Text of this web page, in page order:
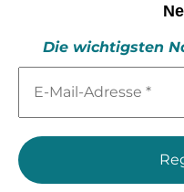
Die wichtigsten
Mail-
*